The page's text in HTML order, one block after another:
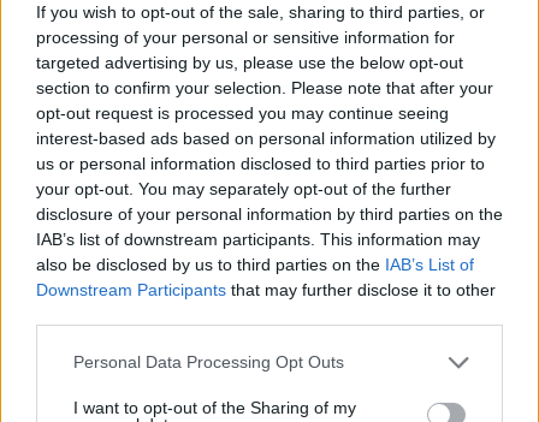
If you wish to opt-out of the sale, sharing to third parties, or
processing of your personal or sensitive information for
targeted advertising by us, please use the below opt-out
section to confirm your selection. Please note that after your
opt-out request is processed you may continue seeing
interest-based ads based on personal information utilized by
us or personal information disclosed to third parties prior to
your opt-out. You may separately opt-out of the further
disclosure of your personal information by third parties on the
IAB’s list of downstream participants. This information may
also be disclosed by us to third parties on the IAB’s List of
Downstream Participants that may further disclose it to other
Please note that this website/app uses one or more Google
not limited to your visit or usage behaviour. You may click to
Personal Data Processing Opt Outs
I want to opt-out of the Sharing of my
Το βιβλίο είναι επίσης έντονα πρακτικό. Δεν
απευθύνεται μόνο στον ακαδημαϊκό ή στον
ερευνητή. Μπορεί να αξιοποιηθεί από
φοιτητές, προπονητές, αθλητές, διαιτητές,
επαγγελματίες υγείας, γονείς,
δημοσιογράφους και στελέχη φορέων.
Περιλαμβάνει όχι μόνο θεωρίες, αλλά και
εφαρμογές, περιπτώσεις, παραδείγματα,
στρατηγικές υποστήριξης, αναλύσεις
πραγματικών αγωνιστικών περιστατικών,
ηγετικά μοντέλα, τρόπους διαχείρισης
συγκρούσεων, ζητήματα ψυχολογικής